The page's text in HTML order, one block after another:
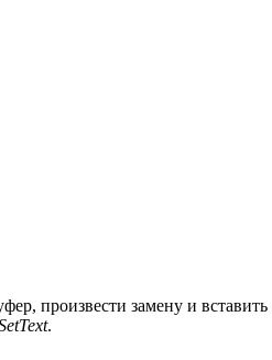
произвести замену и
.